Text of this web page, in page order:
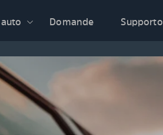
Domande Supporto